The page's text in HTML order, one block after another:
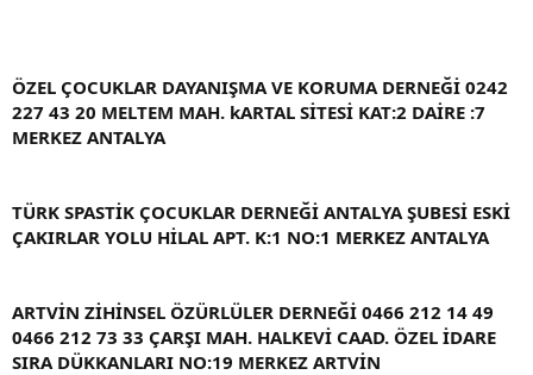
ÖZEL ÇOCUKLAR DAYANIŞMA VE KORUMA DERNEĞİ 0242
227 43 20 MELTEM MAH. kARTAL SİTESİ KAT:2 DAİRE :7
MERKEZ ANTALYA
TÜRK SPASTİK ÇOCUKLAR DERNEĞİ ANTALYA ŞUBESİ ESKİ
ÇAKIRLAR YOLU HİLAL APT. K:1 NO:1 MERKEZ ANTALYA
ARTVİN ZİHİNSEL ÖZÜRLÜLER DERNEĞİ 0466 212 14 49
0466 212 73 33 ÇARŞI MAH. HALKEVİ CAAD. ÖZEL İDARE
SIRA DÜKKANLARI NO:19 MERKEZ ARTVİN